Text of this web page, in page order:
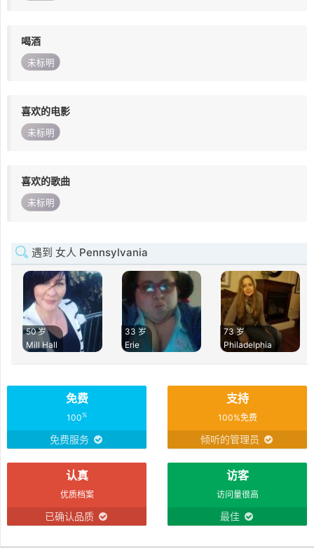
喝酒
未标明
喜欢的电影
未标明
喜欢的歌曲
未标明
遇到 女人 Pennsylvania
50 岁
Mill Hall
33 岁
Erie
73 岁
Philadelphia
免费
100%
免费服务
支持
100%免费
倾听的管理员
认真
优质档案
已确认品质
访客
访问量很高
最佳